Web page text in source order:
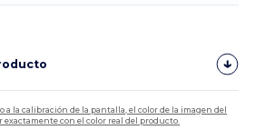
a la calibración de la pantalla, el color de la imagen del
con el color real del producto.